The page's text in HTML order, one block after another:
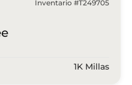
Inventario #T249705
1K Millas